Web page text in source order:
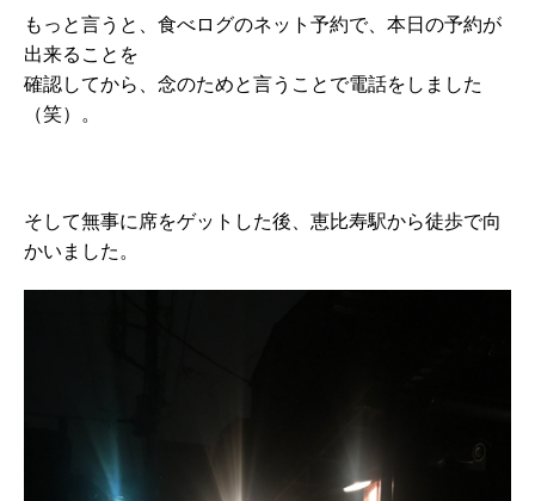
もっと言うと、食べログのネット予約で、本日の予約が
出来ることを
確認してから、念のためと言うことで電話をしました
（笑）。
そして無事に席をゲットした後、恵比寿駅から徒歩で向
かいました。